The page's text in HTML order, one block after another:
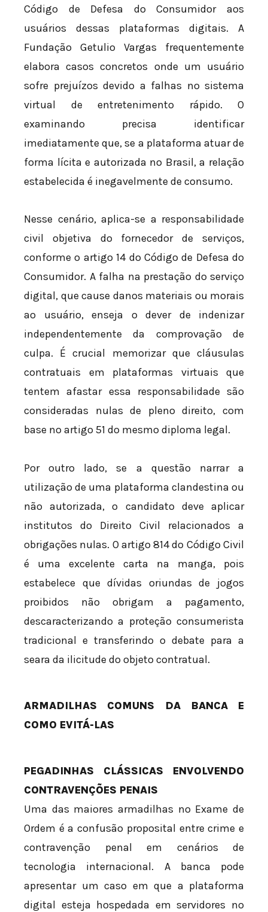
Código de Defesa do Consumidor aos
usuários dessas plataformas digitais. A
Fundação Getulio Vargas frequentemente
elabora casos concretos onde um usuário
sofre prejuízos devido a falhas no sistema
virtual de entretenimento rápido. O
examinando precisa identificar
imediatamente que, se a plataforma atuar de
forma lícita e autorizada no Brasil, a relação
estabelecida é inegavelmente de consumo.
Nesse cenário, aplica-se a responsabilidade
civil objetiva do fornecedor de serviços,
conforme o artigo 14 do Código de Defesa do
Consumidor. A falha na prestação do serviço
digital, que cause danos materiais ou morais
ao usuário, enseja o dever de indenizar
independentemente da comprovação de
culpa. É crucial memorizar que cláusulas
contratuais em plataformas virtuais que
tentem afastar essa responsabilidade são
consideradas nulas de pleno direito, com
base no artigo 51 do mesmo diploma legal.
Por outro lado, se a questão narrar a
utilização de uma plataforma clandestina ou
não autorizada, o candidato deve aplicar
institutos do Direito Civil relacionados a
obrigações nulas. O artigo 814 do Código Civil
é uma excelente carta na manga, pois
estabelece que dívidas oriundas de jogos
proibidos não obrigam a pagamento,
descaracterizando a proteção consumerista
tradicional e transferindo o debate para a
seara da ilicitude do objeto contratual.
ARMADILHAS COMUNS DA BANCA E
COMO EVITÁ-LAS
PEGADINHAS CLÁSSICAS ENVOLVENDO
CONTRAVENÇÕES PENAIS
Uma das maiores armadilhas no Exame de
Ordem é a confusão proposital entre crime e
contravenção penal em cenários de
tecnologia internacional. A banca pode
apresentar um caso em que a plataforma
digital esteja hospedada em servidores no